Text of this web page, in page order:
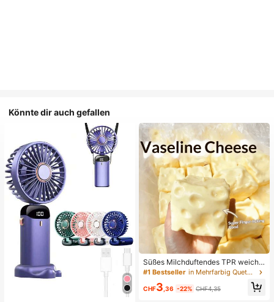
Könnte dir auch gefallen
Süßes Milchduftendes TPR weiche
s quetschbares Dumpling-förmiges
Stressabbau-Spielzeug, 5cm niedli
ches lustiges Quetsch-Stressabbau
#1 Bestseller in Mehrfarbig Quetschspielzeug für Teenager
CHF3 ,36 -22% CHF4,35